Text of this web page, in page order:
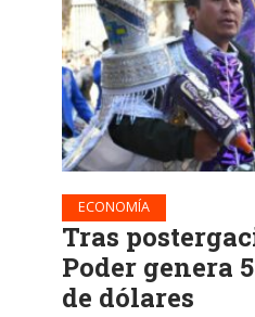
ECONOMÍA
Tras
Poder genera
de dólares